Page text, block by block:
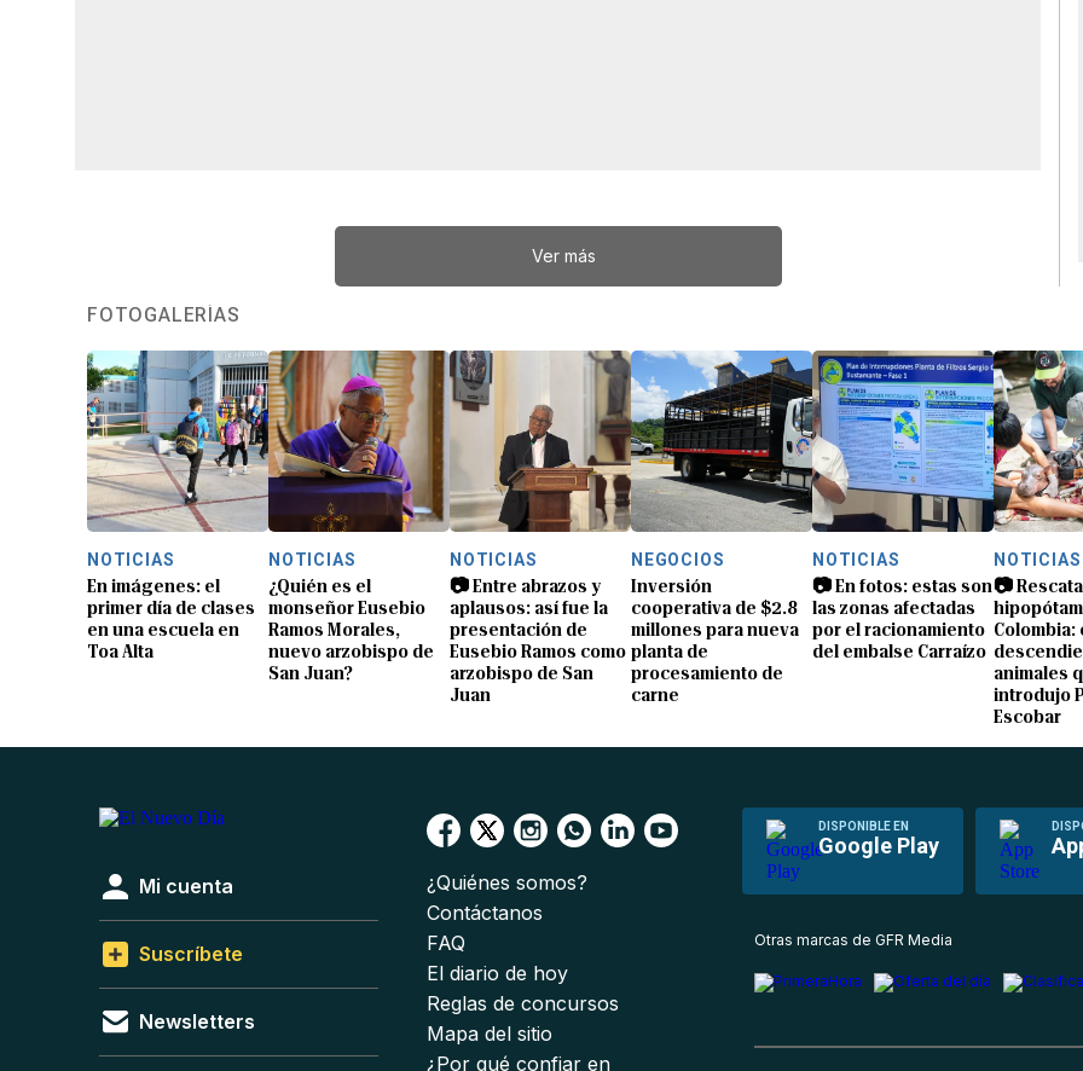
Ver más
FOTOGALERÍAS
NOTICIAS
En imágenes: el
primer día de clases
en una escuela en
Toa Alta
NOTICIAS
¿Quién es el
monseñor Eusebio
Ramos Morales,
nuevo arzobispo de
San Juan?
NOTICIAS
📷 Entre abrazos y
aplausos: así fue la
presentación de
Eusebio Ramos como
arzobispo de San
Juan
NEGOCIOS
Inversión
cooperativa de $2.8
millones para nueva
planta de
procesamiento de
carne
NOTICIAS
📷 En fotos: estas son
las zonas afectadas
por el racionamiento
del embalse Carraízo
NOTICIAS
📷
Colombia:
animales
introdujo
Escobar
DISPONIBLE EN
Google Play
Mi cuenta
Suscríbete
Newsletters
¿Quiénes somos?
Contáctanos
FAQ
El diario de hoy
Reglas de concursos
Mapa del sitio
¿Por qué confiar en
Otras marcas de GFR Media